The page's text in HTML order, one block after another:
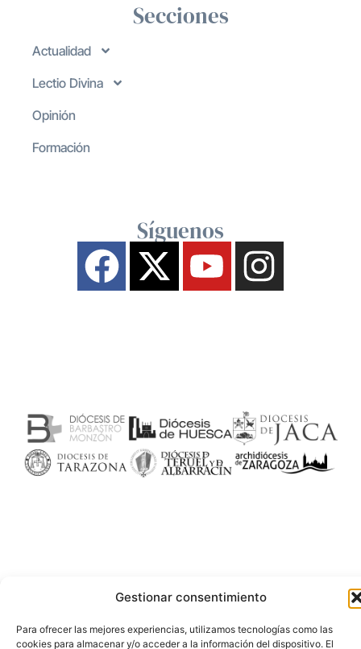
Gestionar consentimiento
Para ofrecer las mejores experiencias, utilizamos tecnologías como las
cookies para almacenar y/o acceder a la información del dispositivo. El
Secciones
Actualidad
Lectio Divina
Opinión
Formación
Síguenos